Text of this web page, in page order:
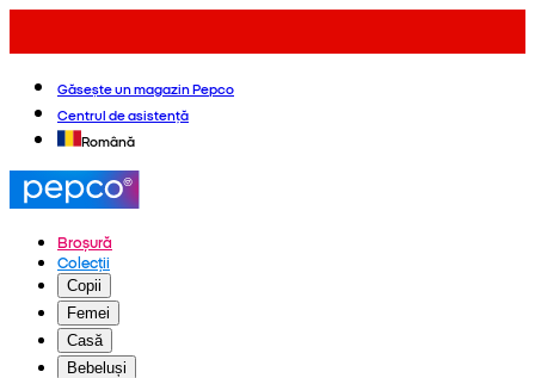
Găsește un magazin Pepco
Centrul de asistență
Română
Broșură
Colecții
Copii
Femei
Casă
Bebeluși